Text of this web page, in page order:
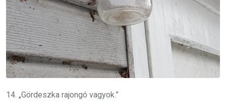
14. „Gördeszka rajongó vagyok.”